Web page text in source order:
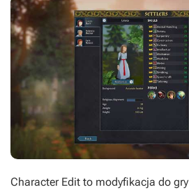
Character Edit to modyfikacja do gry